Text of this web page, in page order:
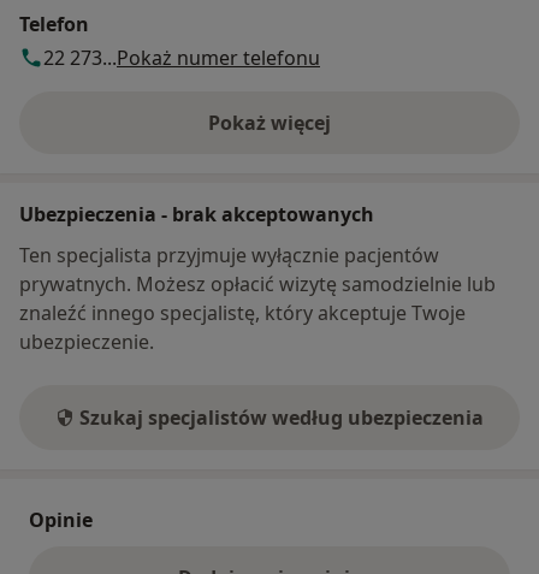
Telefon
22 273...Pokaż numer telefonu
Pokaż więcej
o adresie
Ubezpieczenia - brak akceptowanych
Ten specjalista przyjmuje wyłącznie pacjentów
prywatnych. Możesz opłacić wizytę samodzielnie lub
znaleźć innego specjalistę, który akceptuje Twoje
ubezpieczenie.
Szukaj specjalistów według ubezpieczenia
Opinie